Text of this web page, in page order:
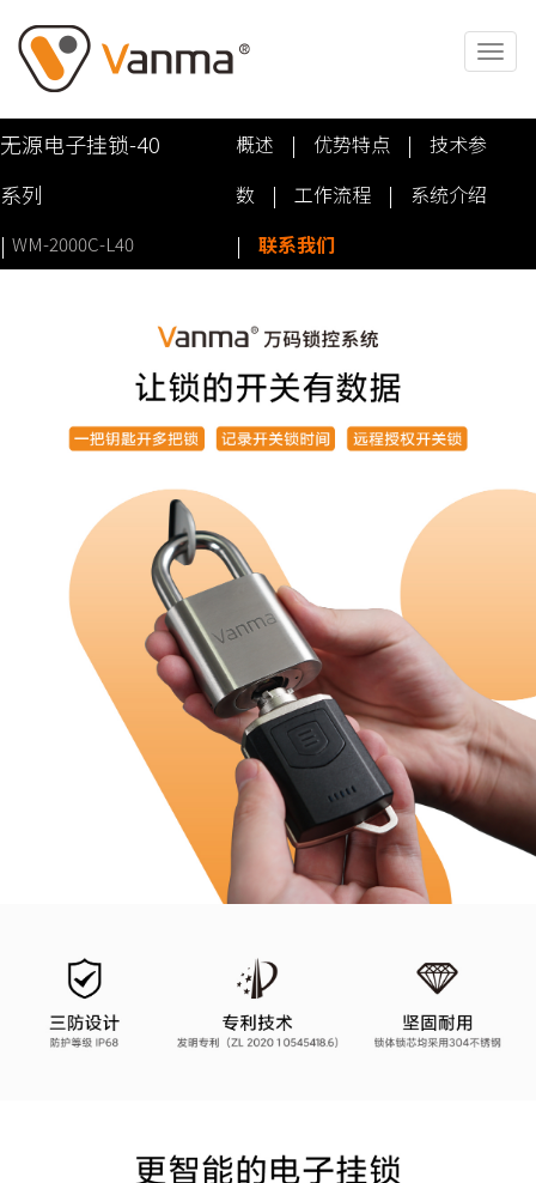
无源电子挂锁-40
系列
| WM-2000C-L40
概述 | 优势特点 |
技术参
数
| 工作流程 |
系统介绍
|
联系我们